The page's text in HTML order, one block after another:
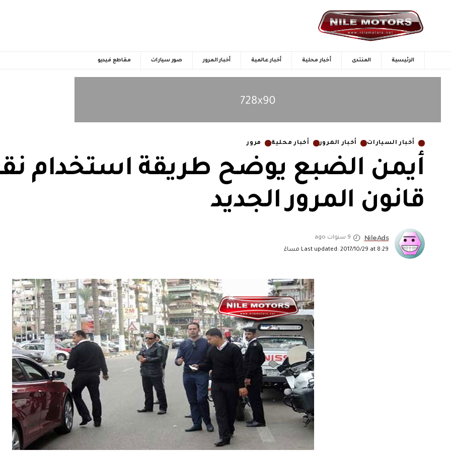
الرئيسية المنتدى أخبار محلية أخبار عالمية أخبار المرور صور سيارات مقاطع فيديو
أخبار السيارات أخبار المرور أخبار محلية مرور
أيمن الضبع يوضح طريقة استخدام
قانون المرور الجديد
Last updated: 2017/10/29 at 8:29 مساءً
NileAds 9 سنوات ago